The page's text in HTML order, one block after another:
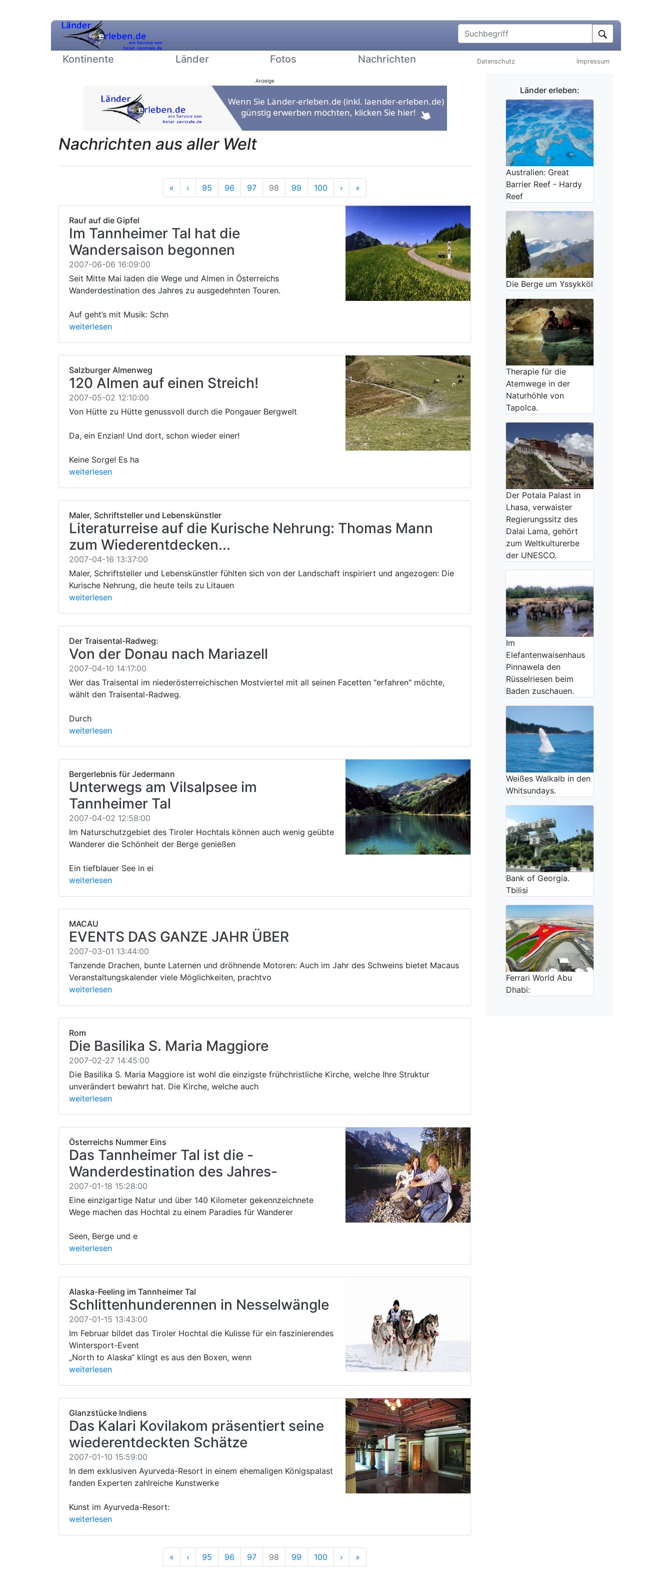
Suchbegriff
Kontinente Länder Fotos Nachrichten Datenschutz Impressum
Anzeige
Nachrichten aus aller Welt
« Anfang
‹ Vorherige
95 96 97 98 99 100 › Nächste
»
Rauf auf die Gipfel
Im Tannheimer Tal hat die
Wandersaison begonnen
2007-06-06 16:09:00
Seit Mitte Mai laden die Wege und Almen in Österreichs
Wanderdestination des Jahres zu ausgedehnten Touren.
Auf geht’s mit Musik: Schn
weiterlesen
Salzburger Almenweg
120 Almen auf einen Streich!
2007-05-02 12:10:00
Von Hütte zu Hütte genussvoll durch die Pongauer Bergwelt
Da, ein Enzian! Und dort, schon wieder einer!
Keine Sorge! Es ha
weiterlesen
Maler, Schriftsteller und Lebenskünstler
Literaturreise auf die Kurische Nehrung: Thomas Mann
zum Wiederentdecken...
2007-04-16 13:37:00
Maler, Schriftsteller und Lebenskünstler fühlten sich von der Landschaft inspiriert und angezogen: Die
Kurische Nehrung, die heute teils zu Litauen
weiterlesen
Der Traisental-Radweg:
Von der Donau nach Mariazell
2007-04-10 14:17:00
Wer das Traisental im niederösterreichischen Mostviertel mit all seinen Facetten "erfahren" möchte,
wählt den Traisental-Radweg.
Durch
weiterlesen
Bergerlebnis für Jedermann
Unterwegs am Vilsalpsee im
Tannheimer Tal
2007-04-02 12:58:00
Im Naturschutzgebiet des Tiroler Hochtals können auch wenig geübte
Wanderer die Schönheit der Berge genießen
Ein tiefblauer See in ei
weiterlesen
MACAU
EVENTS DAS GANZE JAHR ÜBER
2007-03-01 13:44:00
Tanzende Drachen, bunte Laternen und dröhnende Motoren: Auch im Jahr des Schweins bietet Macaus
Veranstaltungskalender viele Möglichkeiten, prachtvo
weiterlesen
Rom
Die Basilika S. Maria Maggiore
2007-02-27 14:45:00
Die Basilika S. Maria Maggiore ist wohl die einzigste frühchristliche Kirche, welche Ihre Struktur
unverändert bewahrt hat. Die Kirche, welche auch
weiterlesen
Österreichs Nummer Eins
Das Tannheimer Tal ist die -
Wanderdestination des Jahres-
2007-01-18 15:28:00
Eine einzigartige Natur und über 140 Kilometer gekennzeichnete
Wege machen das Hochtal zu einem Paradies für Wanderer
Seen, Berge und e
weiterlesen
Alaska-Feeling im Tannheimer Tal
Schlittenhunderennen in Nesselwängle
2007-01-15 13:43:00
Im Februar bildet das Tiroler Hochtal die Kulisse für ein faszinierendes
Wintersport-Event
„North to Alaska“ klingt es aus den Boxen, wenn
weiterlesen
Glanzstücke Indiens
Das Kalari Kovilakom präsentiert seine
wiederentdeckten Schätze
2007-01-10 15:59:00
In dem exklusiven Ayurveda-Resort in einem ehemaligen Königspalast
fanden Experten zahlreiche Kunstwerke
Kunst im Ayurveda-Resort:
weiterlesen
« Anfang
‹ Vorherige
95 96 97 98 99 100 › Nächste
»
Länder erleben:
Australien: Great
Barrier Reef - Hardy
Reef
Die Berge um Yssykköl
Therapie für die
Atemwege in der
Naturhöhle von
Tapolca.
Der Potala Palast in
Lhasa, verwaister
Regierungssitz des
Dalai Lama, gehört
zum Weltkulturerbe
der UNESCO.
Im
Elefantenwaisenhaus
Pinnawela den
Rüsselriesen beim
Baden zuschauen.
Weißes Walkalb in den
Whitsundays.
Bank of Georgia.
Tbilisi
Ferrari World Abu
Dhabi: